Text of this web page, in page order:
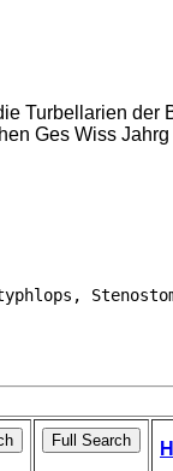
Turbellarien der
Ges Wiss